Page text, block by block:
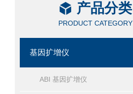
产品分类
PRODUCT CATEGORY
基因扩增仪
ABI 基因扩增仪